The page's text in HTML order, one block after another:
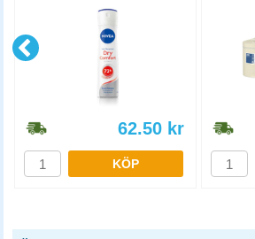
62.50 kr
KÖP